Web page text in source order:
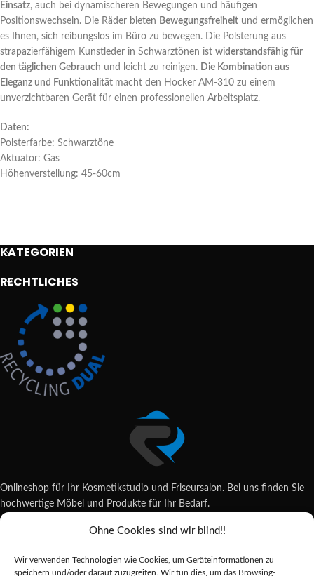
Ohne Cookies sind wir blind!!
Wir verwenden Technologien wie Cookies, um Geräteinformationen zu
speichern und/oder darauf zuzugreifen. Wir tun dies, um das Browsing-
Einsatz, auch bei dynamischeren Bewegungen und häufigen
Positionswechseln. Die Räder bieten Bewegungsfreiheit und ermöglichen
es Ihnen, sich reibungslos im Büro zu bewegen. Die Polsterung aus
strapazierfähigem Kunstleder in Schwarztönen ist widerstandsfähig für
den täglichen Gebrauch und leicht zu reinigen. Die Kombination aus
Eleganz und Funktionalität macht den Hocker AM-310 zu einem
unverzichtbaren Gerät für einen professionellen Arbeitsplatz.
Daten:
Polsterfarbe: Schwarztöne
Aktuator: Gas
Höhenverstellung: 45-60cm
KATEGORIEN
RECHTLICHES
Onlineshop für Ihr Kosmetikstudio und Friseursalon. Bei uns finden Sie
hochwertige Möbel und Produkte für Ihr Bedarf.
Wildsachsener Str. 6, 65207 Wiesbaden
shop@reda-shop.de